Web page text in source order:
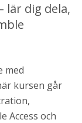
lär dig dela,
med
kursen går
Access och